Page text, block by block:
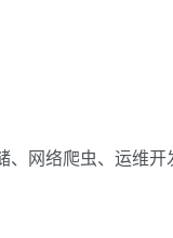
网络爬虫、运维